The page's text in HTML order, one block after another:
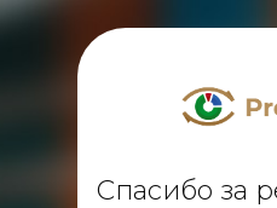
Спасибо за